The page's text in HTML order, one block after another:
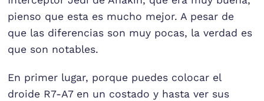
pienso que esta es mucho mejor. A pesar de
que las diferencias son muy pocas, la verdad es
que son notables.
En primer lugar, porque puedes colocar el
droide R7-A7 en un costado y hasta ver sus